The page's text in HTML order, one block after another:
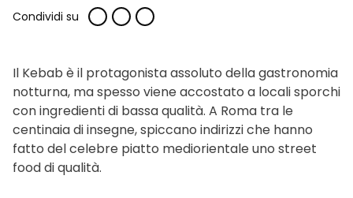
Condividi su
Il Kebab è il protagonista assoluto della gastronomia
notturna, ma spesso viene accostato a locali sporchi
con ingredienti di bassa qualità. A Roma tra le
centinaia di insegne, spiccano indirizzi che hanno
fatto del celebre piatto mediorientale uno street
food di qualità.